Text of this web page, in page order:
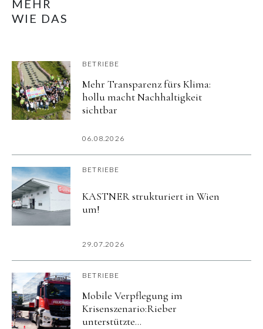
MEHR
WIE DAS
BETRIEBE
Mehr Transparenz fürs Klima:
hollu macht Nachhaltigkeit
sichtbar
06.08.2026
BETRIEBE
KASTNER strukturiert in Wien
um!
29.07.2026
BETRIEBE
Mobile Verpflegung im
Krisenszenario:Rieber
unterstützte